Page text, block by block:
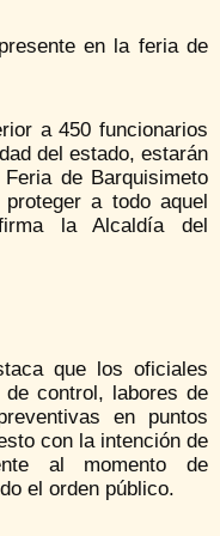
en la feria de
a 450 funcionarios
del estado, estarán
de Barquisimeto
a todo aquel
la Alcaldía del
que los oficiales
de control, labores de
en puntos
con la intención de
al momento de
el orden público.